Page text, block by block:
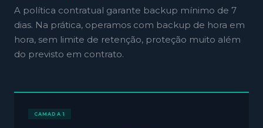
A política contratual garante backup mínimo de 7
dias. Na prática, operamos com backup de hora em
hora, sem limite de retenção, proteção muito além
do previsto em contrato.
CAMADA 1